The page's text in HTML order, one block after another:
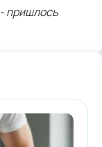
пришлось